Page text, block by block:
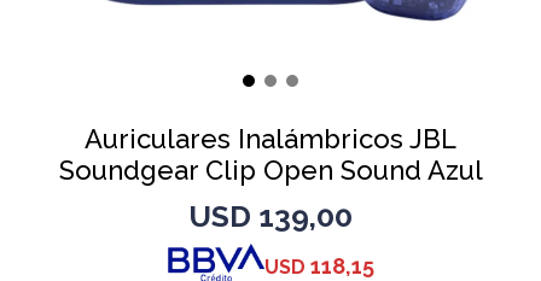
Auriculares Inalámbricos JBL
Soundgear Clip Open Sound Azul
USD 139,00
USD 118,15